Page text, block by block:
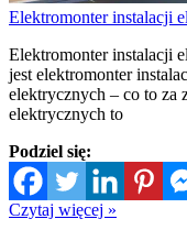
Elektromonter instalacji
Elektromonter instalacji
jest elektromonter
elektrycznych – co to za
elektrycznych to
Podziel się:
Czytaj więcej »